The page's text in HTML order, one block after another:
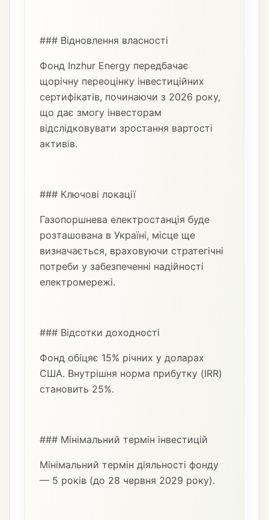
### Відновлення власності
Фонд Inzhur Energy передбачає
щорічну переоцінку інвестиційних
сертифікатів, починаючи з 2026 року,
що дає змогу інвесторам
відслідковувати зростання вартості
активів.
### Ключові локації
Газопоршнева електростанція буде
розташована в Україні, місце ще
визначається, враховуючи стратегічні
потреби у забезпеченні надійності
електромережі.
### Відсотки доходності
Фонд обіцяє 15% річних у доларах
США. Внутрішня норма прибутку (IRR)
становить 25%.
### Мінімальний термін інвестицій
Мінімальний термін діяльності фонду
— 5 років (до 28 червня 2029 року).